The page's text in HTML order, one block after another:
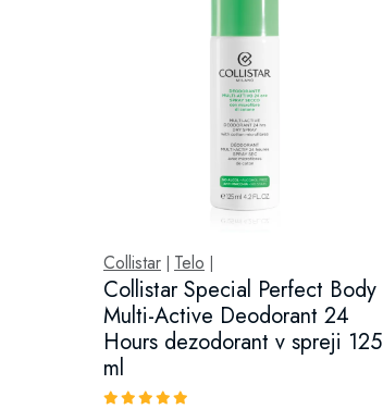
Collistar Telo
Collistar Special Perfect Body
Multi-Active Deodorant 24
Hours dezodorant v spreji 125
ml